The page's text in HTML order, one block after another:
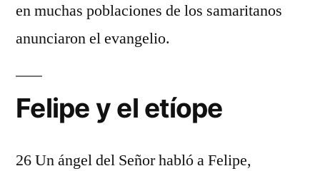
en muchas poblaciones de los samaritanos
anunciaron el evangelio.
Felipe y el etíope
26 Un ángel del Señor habló a Felipe,